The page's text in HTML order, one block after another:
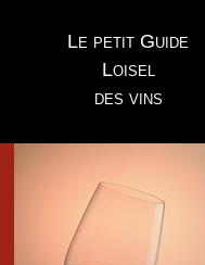
Le petit Guide
Loisel
des vins